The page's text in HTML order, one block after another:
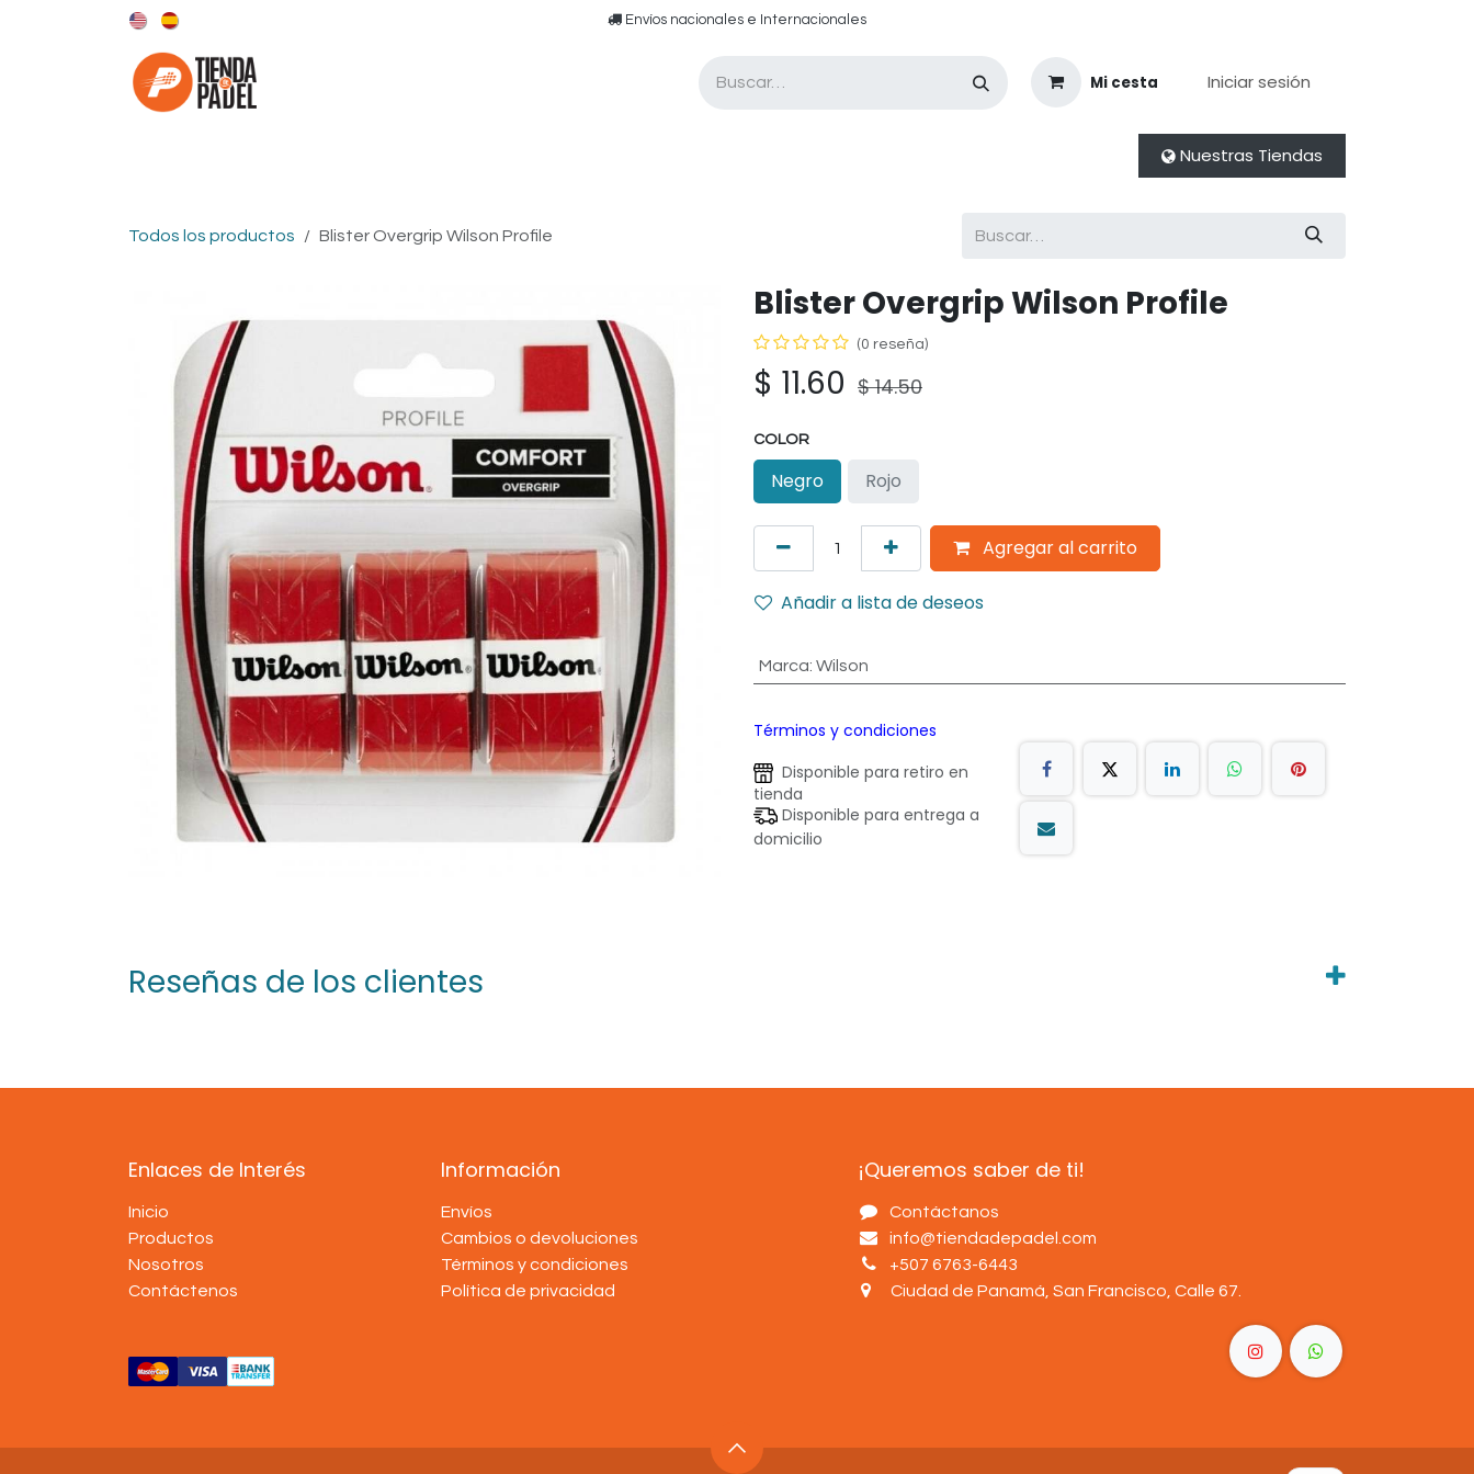
​​ E​nvíos nacionales e ​​​Internacionales​
Mi cesta Iniciar sesión
Nuestras Tiendas
Todos los productos Blister Overgrip Wilson Profile
Blister Overgrip Wilson Profile
(0 reseña)
$ 11.60 $14.50
COLOR
Negro Rojo
Agregar al carrito
Añadir a lista de deseos
Marca: Wilson
Términos y condiciones
Disponible para retiro en
tienda
Disponible para entrega a
domicilio
Reseñas de los clientes
Enlaces de Interés
Inicio
Productos
Nosotros
Contáctenos
Información
Envíos
Cambios o devoluciones
Términos y condiciones
Política de privacidad
¡Queremos saber de ti!
Contáctanos
info@tiendadepadel.com
+507 6763-6443
Ciudad de Panamá, San Francisco, Calle 67